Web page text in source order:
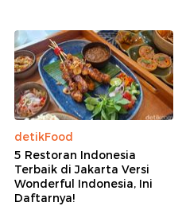
detikFood
5 Restoran Indonesia
Terbaik di Jakarta Versi
Wonderful Indonesia, Ini
Daftarnya!